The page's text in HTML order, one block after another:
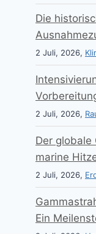
Die
2 Juli, 2026,
2 Juli, 2026,
Der globale
marine
2 Juli, 2026,
Ein